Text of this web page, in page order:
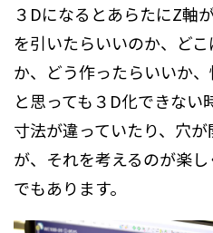
３DになるとあらたにZ軸
を引いたらいいのか、ど
か、どう作ったらいいか
と思っても３D化できない
寸法が違っていたり、穴
が、それを考えるのが楽
でもあります。